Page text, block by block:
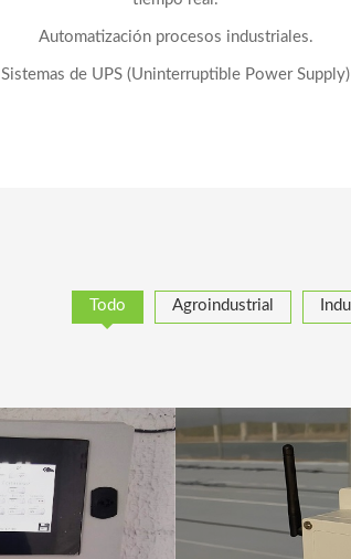
Automatización procesos industriales.
Sistemas de UPS (Uninterruptible Power Supply)
Todo Agroindustrial